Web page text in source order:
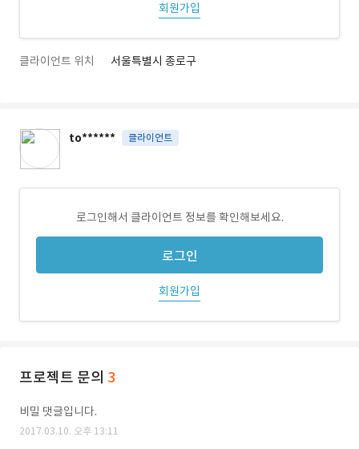
회원가입
클라이언트 위치 서울특별시 종로구
to****** 클라이언트
로그인해서 클라이언트 정보를 확인해보세요.
로그인
회원가입
프로젝트 문의 3
비밀 댓글입니다.
2017.03.10. 오후 13:11